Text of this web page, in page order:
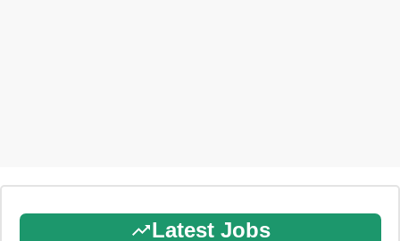
Latest Jobs